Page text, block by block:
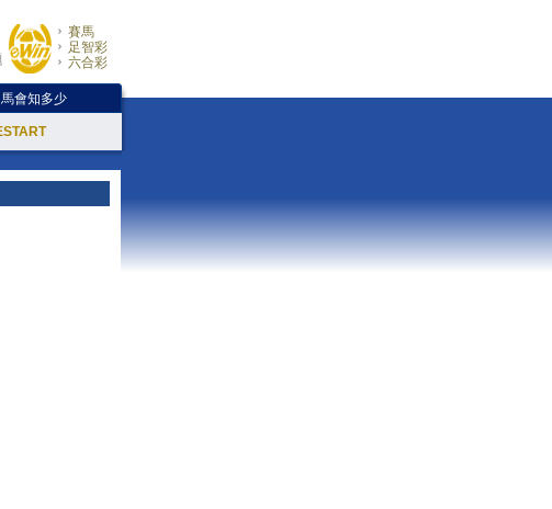
賽馬
足智彩
六合彩
馬會知多少